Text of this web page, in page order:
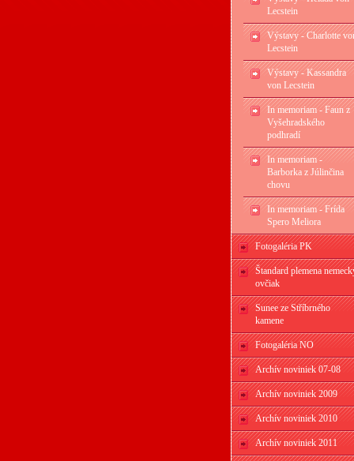
Lecstein
Výstavy - Charlotte
Lecstein
Výstavy - Kassandra
von Lecstein
In memoriam - Faun z
Vyšehradského
podhradí
In memoriam -
Barborka z Júlinčina
chovu
In memoriam - Frída
Spero Meliora
Fotogaléria PK
Štandard plemena
ovčiak
Sunee ze Stříbrného
kamene
Fotogaléria NO
Archív noviniek 07-08
Archív noviniek 2009
Archív noviniek 2010
Archív noviniek 2011